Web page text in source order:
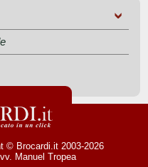
© Brocardi.it 2003-2026
Manuel Tropea